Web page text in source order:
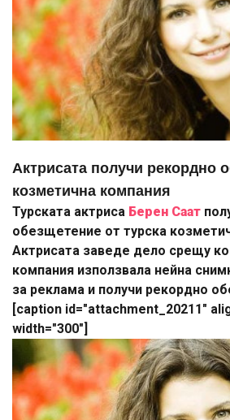
Актрисата получи рекордно
козметична компания
Турската актриса Берен Саат
обезщетение от турска
Актрисата заведе дело срещу
компания използвала нейна
за реклама и получи рекордно
[caption id="attachment_20211"
width="300"]